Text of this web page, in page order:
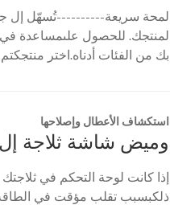
لمحة سريعة----------تُسهّل إل جي
لمنتجك. للحصول علىمساعدة
بك من الفئات أدناه.اختر
استكشاف الأعطال وإصلاحها
وميض شاشة ثلاجة إل
إذا كانت لوحة التحكم في
ذلكبسبب تقلب مؤقت في الطاقة